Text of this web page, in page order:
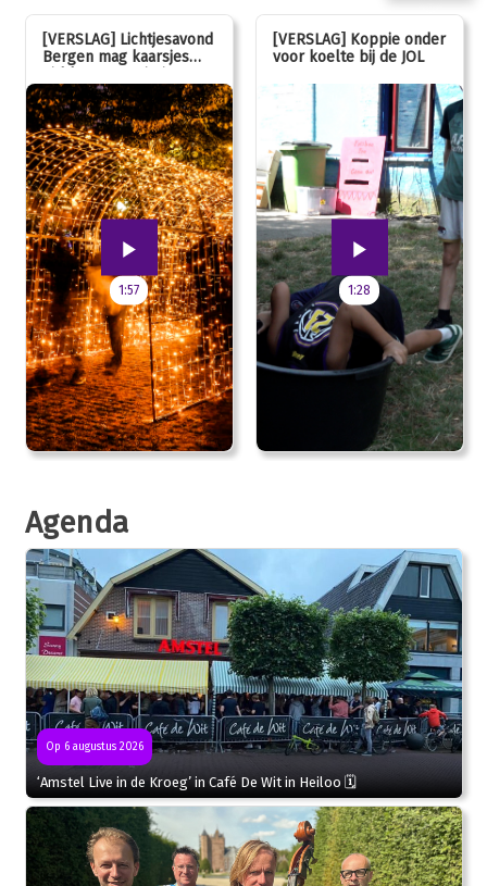
[VERSLAG] Lichtjesavond
Bergen mag kaarsjes
jubileum!
1:57
[VERSLAG] Koppie onder
voor koelte bij de JOL
1:28
Agenda
Op 6 augustus 2026
‘Amstel Live in de Kroeg’ in Café De Wit in Heiloo 🗓